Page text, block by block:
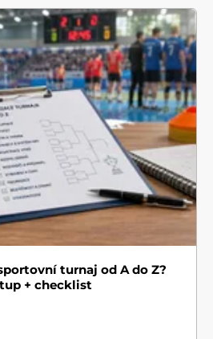
turnaj od A do Z?
+ checklist